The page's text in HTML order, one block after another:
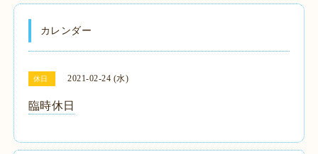
カレンダー
休日 2021-02-24 (水)
臨時休日